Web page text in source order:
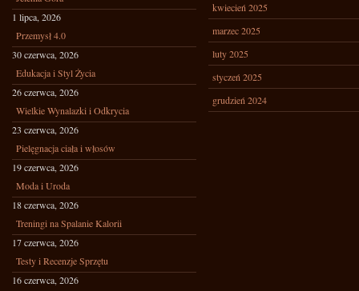
1 lipca, 2026
Przemysł 4.0
30 czerwca, 2026
Edukacja i Styl Życia
26 czerwca, 2026
Wielkie Wynalazki i Odkrycia
23 czerwca, 2026
Pielęgnacja ciała i włosów
19 czerwca, 2026
Moda i Uroda
18 czerwca, 2026
Treningi na Spalanie Kalorii
17 czerwca, 2026
Testy i Recenzje Sprzętu
16 czerwca, 2026
kwiecień 2025
marzec 2025
luty 2025
styczeń 2025
grudzień 2024